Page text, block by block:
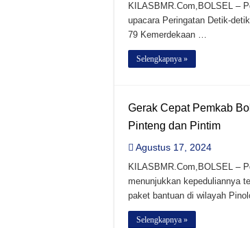
KILASBMR.Com,BOLSEL –
upacara Peringatan Detik-
79 Kemerdekaan …
Selengkapnya »
Gerak Cepat Pemkab
Pinteng dan Pintim
Agustus 17, 2024
KILASBMR.Com,BOLSEL –
menunjukkan kepeduliannya
paket bantuan di wilayah
Selengkapnya »